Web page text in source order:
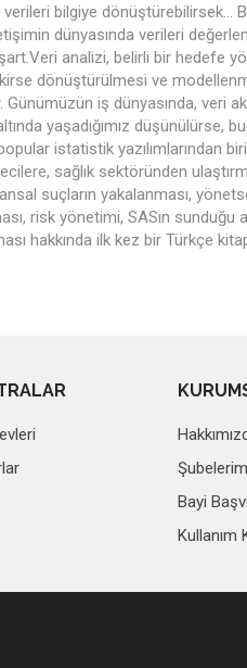
bilgiye dönüştürebilirsek…
dünyasında verileri
analizi, belirli bir hedefe
dönüştürülmesi ve
iş dünyasında, veri
yaşadığımız
istatistik yazılımlarından
sağlık sektöründen
suçların yakalanması,
risk yönetimi, SASın sunduğu
hakkında ilk kez bir Türkçe
Bayi
Kullanım